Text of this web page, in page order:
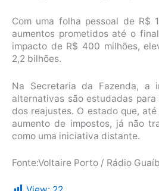
Com uma folha pessoal de R$
aumentos prometidos até o
impacto de R$ 400 milhões,
2,2 bilhões.
Na Secretaria da Fazenda, a
alternativas são estudadas
dos reajustes. O estado que,
aumento de impostos, já não
como uma iniciativa distante.
Fonte:Voltaire Porto / Rádio